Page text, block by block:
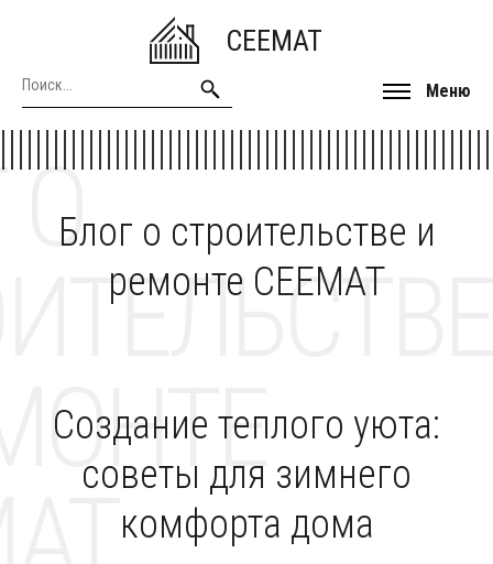
CEEMAT
Меню
Блог о строительстве и
ремонте CEEMAT
О
Создание теплого уюта:
советы для зимнего
комфорта дома